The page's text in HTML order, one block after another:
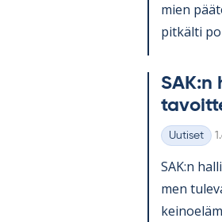
mien
pit­kälti
SAK:n
Kategoriat
Uutiset
SAK:n
men